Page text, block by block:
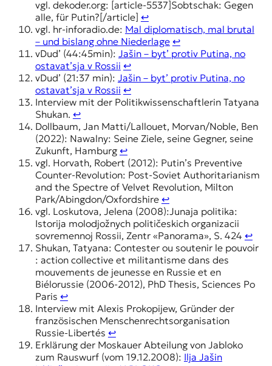
vgl. dekoder.org: [article-5537]Sobtschak: Gegen
alle, für Putin?[/article] ↩︎
vgl. hr-inforadio.de: Mal diplomatisch, mal brutal
– und bislang ohne Niederlage ↩︎
vDud’ (44:45min): Jašin – byt’ protiv Putina, no
ostavat’sja v Rossii ↩︎
vDud’ (21:37 min): Jašin – byt’ protiv Putina, no
ostavat’sja v Rossii ↩︎
Interview mit der Politikwissenschaftlerin Tatyana
Shukan. ↩︎
Dollbaum, Jan Matti/Lallouet, Morvan/Noble, Ben
(2022): Nawalny: Seine Ziele, seine Gegner, seine
Zukunft, Hamburg ↩︎
vgl. Horvath, Robert (2012): Putin’s Preventive
Counter-Revolution: Post-Soviet Authoritarianism
and the Spectre of Velvet Revolution, Milton
Park/Abingdon/Oxfordshire ↩︎
vgl. Loskutova, Jelena (2008):Junaja politika:
Istorija molodjožnych političeskich organizacii
sovremennoj Rossii, Zentr «Panorama», S. 424 ↩︎
Shukan, Tatyana: Contester ou soutenir le pouvoir
: action collective et militantisme dans des
mouvements de jeunesse en Russie et en
Biélorussie (2006-2012), PhD Thesis, Sciences Po
Paris ↩︎
Interview mit Alexis Prokopijew, Gründer der
französischen Menschenrechtsorganisation
Russie-Libertés ↩︎
Erklärung der Moskauer Abteilung von Jabloko
zum Rauswurf (vom 19.12.2008): Ilja Jašin